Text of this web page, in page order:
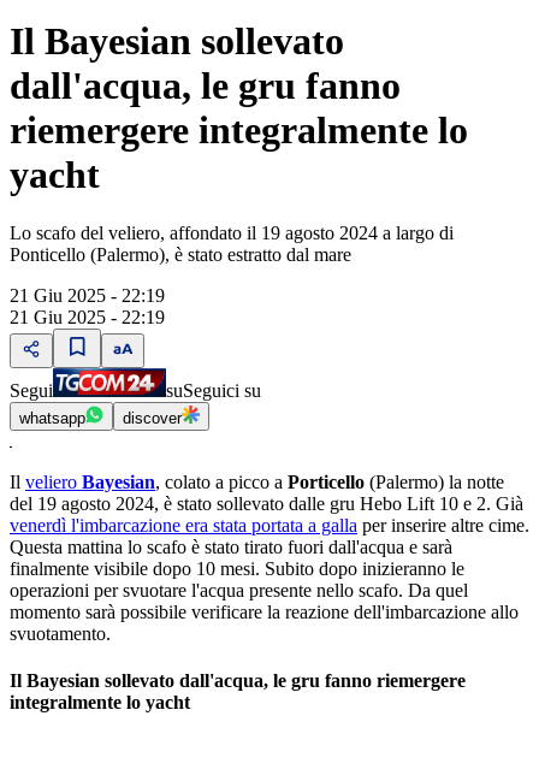
Il Bayesian sollevato
dall'acqua, le gru fanno
riemergere integralmente lo
yacht
Lo scafo del veliero, affondato il 19 agosto 2024 a largo di
Ponticello (Palermo), è stato estratto dal mare
21 Giu 2025 - 22:19
21 Giu 2025 - 22:19
Segui suSeguici su
whatsapp discover
Il veliero Bayesian, colato a picco a Porticello (Palermo) la notte
del 19 agosto 2024, è stato sollevato dalle gru Hebo Lift 10 e 2. Già
venerdì l'imbarcazione era stata portata a galla per inserire altre cime.
Questa mattina lo scafo è stato tirato fuori dall'acqua e sarà
finalmente visibile dopo 10 mesi. Subito dopo inizieranno le
operazioni per svuotare l'acqua presente nello scafo. Da quel
momento sarà possibile verificare la reazione dell'imbarcazione allo
svuotamento.
Il Bayesian sollevato dall'acqua, le gru fanno riemergere
integralmente lo yacht